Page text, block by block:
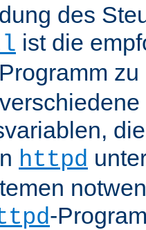
des
ist die
httpd
-